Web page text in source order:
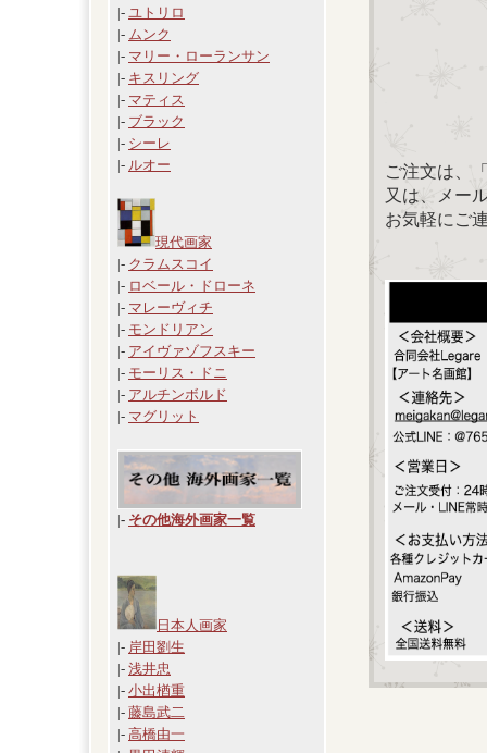
|- ユトリロ
|- ムンク
|- マリー・ローランサン
|- キスリング
|- マティス
|- ブラック
|- シーレ
|- ルオー
現代画家
|- クラムスコイ
|- ロベール・ドローネ
|- マレーヴィチ
|- モンドリアン
|- アイヴァゾフスキー
|- モーリス・ドニ
|- アルチンボルド
|- マグリット
|- その他海外画家一覧
日本人画家
|- 岸田劉生
|- 浅井忠
|- 小出楢重
|- 藤島武二
|- 高橋由一
ご注文は、
又は、メー
お気軽にご